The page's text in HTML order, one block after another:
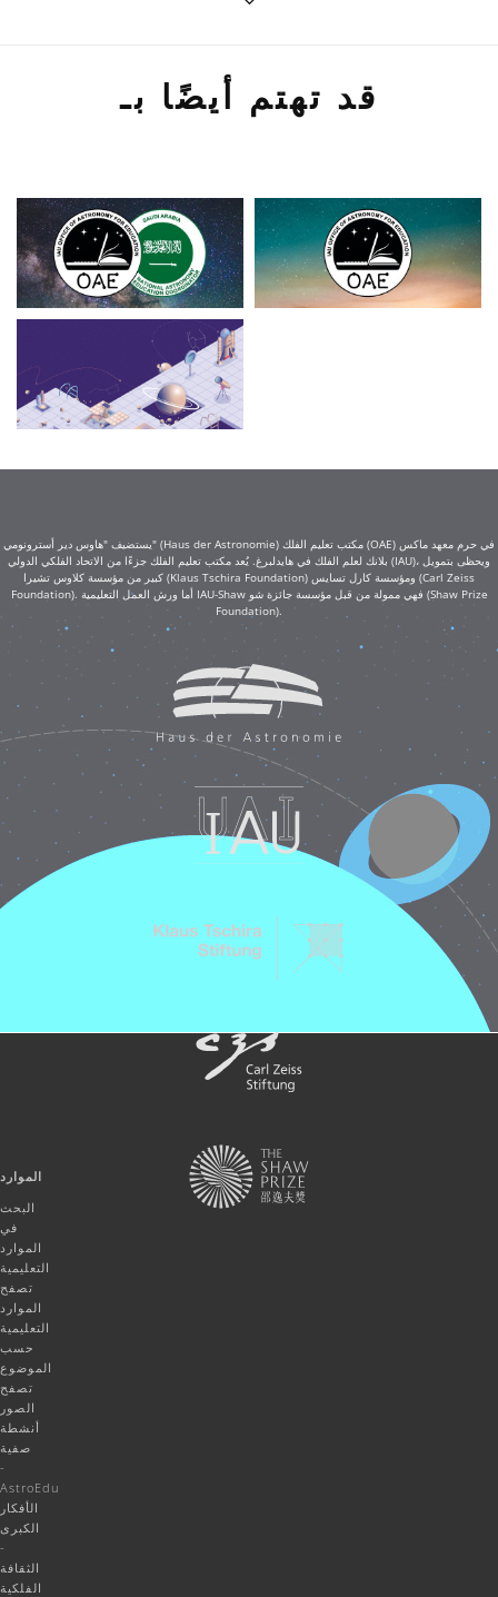
قد تهتم أيضًا بـ
يستضيف "هاوس دير أسترونومي" (Haus der Astronomie) مكتب تعليم الفلك (OAE) في حرم معهد ماكس
بلانك لعلم الفلك في هايدلبرغ. يُعد مكتب تعليم الفلك جزءًا من الاتحاد الفلكي الدولي (IAU)، ويحظى بتمويل
كبير من مؤسسة كلاوس تشيرا (Klaus Tschira Foundation) ومؤسسة كارل تسايس (Carl Zeiss
Foundation). أما ورش العمل التعليمية IAU-Shaw فهي ممولة من قبل مؤسسة جائزة شو (Shaw Prize
Foundation).
الموارد
البحث
في
الموارد
التعليمية
تصفح
الموارد
التعليمية
حسب
الموضوع
تصفح
الصور
أنشطة
صفية
-
AstroEdu
الأفكار
الكبرى
-
الثقافة
الفلكية